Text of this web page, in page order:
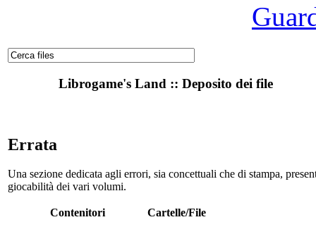
Librogame's Land :: Deposito dei file
Errata
Una sezione dedicata agli errori, sia concettuali che di stampa,
giocabilità dei vari volumi.
Contenitori Cartelle/File